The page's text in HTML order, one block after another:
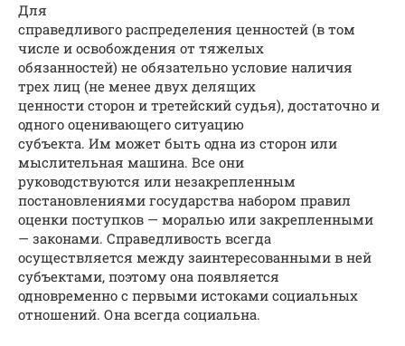
Для
справедливого распределения ценностей (в том
числе и освобождения от тяжелых
обязанностей) не обязательно условие наличия
трех лиц (не менее двух делящих
ценности сторон и третейский судья), достаточно и
одного оценивающего ситуацию
субъекта. Им может быть одна из сторон или
мыслительная машина. Все они
руководствуются или незакрепленным
постановлениями государства набором правил
оценки поступков — моралью или закрепленными
— законами. Справедливость всегда
осуществляется между заинтересованными в ней
субъектами, поэтому она появляется
одновременно с первыми истоками социальных
отношений. Она всегда социальна.